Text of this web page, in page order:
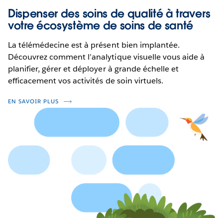
Dispenser des soins de qualité à travers
votre écosystème de soins de santé
La télémédecine est à présent bien implantée.
Découvrez comment l’analytique visuelle vous aide à
planifier, gérer et déployer à grande échelle et
efficacement vos activités de soin virtuels.
EN SAVOIR PLUS